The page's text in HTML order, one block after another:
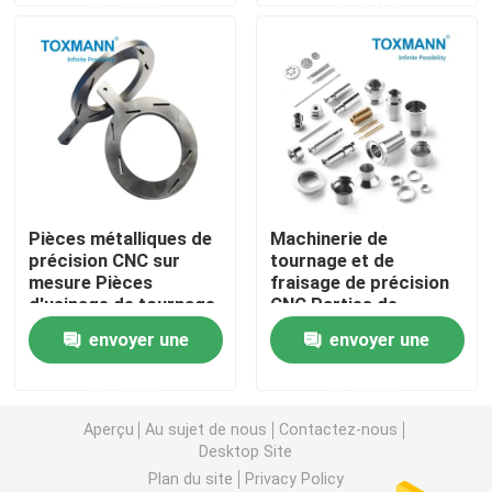
Pièces usinées en métal
Machine servo de presse
pièces de moule de précision
La commande numérique par ordinateur tournent les
Pièces tournées par précision
pièces de moulage par injection
Pièces métalliques de
précision CNC sur
mesure Pièces
d'usinage de tournage
CNC
envoyer une
Machinerie de
tournage et de
fraisage de précision
CNC Parties de
matériel composite
Tournes en acier
inoxydable
envoyer une
Aperçu Au sujet de nous
Contactez-nous
Desktop Site
Plan du site
Privacy Policy